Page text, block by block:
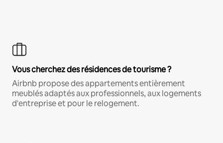
Vous cherchez des résidences de tourisme ?
Airbnb propose des appartements entièrement
meublés adaptés aux professionnels, aux logements
d'entreprise et pour le relogement.